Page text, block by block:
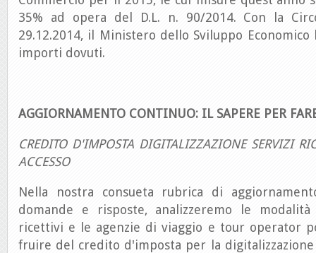
35% ad opera del D.L. n. 90/2014. Con la
29.12.2014, il Ministero dello Sviluppo
importi dovuti.
AGGIORNAMENTO CONTINUO: IL SAPERE PER
CREDITO D'IMPOSTA DIGITALIZZAZIONE SERVIZI
ACCESSO
Nella nostra consueta rubrica di
domande e risposte, analizzeremo le
ricettivi e le agenzie di viaggio e tour operator
fruire del credito d'imposta per la